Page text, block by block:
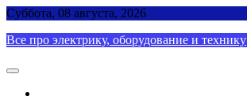
Skip
content
Суббота, 08 августа, 2026
Все про электрику, оборудование и технику